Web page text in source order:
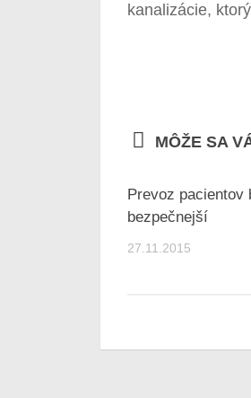
kanalizácie,
MÔŽE SA
Prevoz pacientov
bezpečnejší
27.11.2015